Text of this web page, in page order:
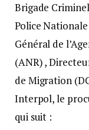
Brigade
Police
Général de
(ANR) ,
de Migration
Interpol, le
qui suit :